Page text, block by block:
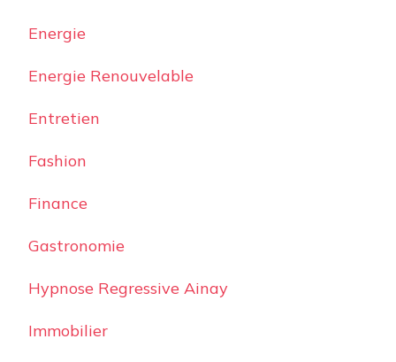
Energie
Energie Renouvelable
Entretien
Fashion
Finance
Gastronomie
Hypnose Regressive Ainay
Immobilier